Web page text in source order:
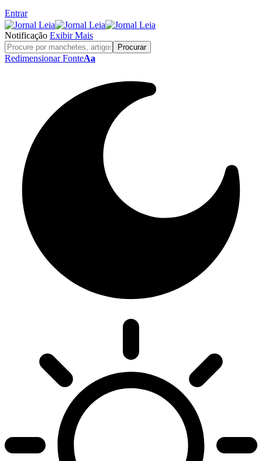
Entrar
Notificação Exibir Mais
Redimensionar FonteAa